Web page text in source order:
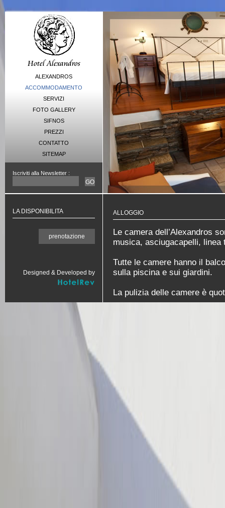
ALEXANDROS
ACCOMMODAMENTO
SERVIZI
FOTO GALLERY
SIFNOS
PREZZI
CONTATTO
SITEMAP
Iscriviti alla Newsletter :
GO
LA DISPONIBILITA
prenotazione
Designed & Developed by
ALLOGGIO
Le camera dell’Alexandros
musica, asciugacapelli,
Tutte le camere hanno il
sulla piscina e sui giardini.
La pulizia delle camere è
disposizione in caso
Sea. Those houses can
43 to 90 square meters.
For more information about
September Special offers
Aqua: 385 (2-3 persons)
Pearl: 460 (3-4 persons)
Coral: 530 (5-6 persons)
Petrino: 530 (5-6 persons)